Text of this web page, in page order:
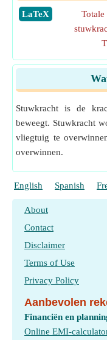
​LaTeX
T
Stuwkracht is de
beweegt. Stuwkracht
vliegtuig te
overwinnen.
English Spanish
About
Contact
Disclaimer
Terms of Use
Privacy Policy
Aanbevolen
Financiën en
Online EMI-